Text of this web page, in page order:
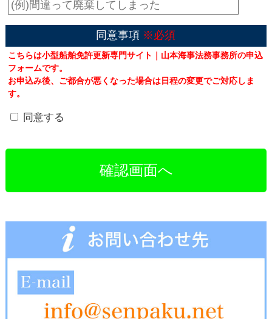
同意事項 ※必須
こちらは小型船舶免許更新専門サイト｜山本海事法務事務所の申込
フォームです。
お申込み後、ご都合が悪くなった場合は日程の変更でご対応しま
す。
同意する